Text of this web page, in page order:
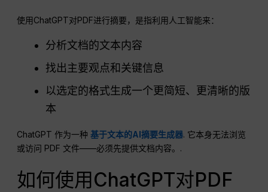
使用ChatGPT对PDF进行摘要，是指利用人工智能来：
分析文档的文本内容
找出主要观点和关键信息
以选定的格式生成一个更简短、更清晰的版
本
ChatGPT 作为一种基于文本的AI摘要生成器. 它本身无法浏览
或访问 PDF 文件——必须先提供文档内容。.
如何使用ChatGPT对PDF